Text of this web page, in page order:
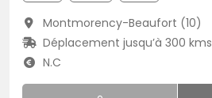
Montmorency-Beaufort (10)
Déplacement jusqu’à 300 kms
N.C